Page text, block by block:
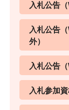
入札公告（
入札公告
外）
入札公告
入札参加